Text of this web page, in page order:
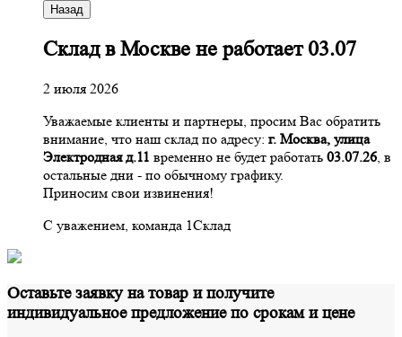
Назад
Склад в Москве не работает 03.07
2 июля 2026
Уважаемые клиенты и партнеры, просим Вас обратить
внимание, что наш склад по адресу: г. Москва, улица
Электродная д.11 временно не будет работать 03.07.26 , в
остальные дни - по обычному графику.
Приносим свои извинения!
С уважением, команда 1Склад
Оставьте заявку на товар и получите
индивидуальное предложение по срокам и цене